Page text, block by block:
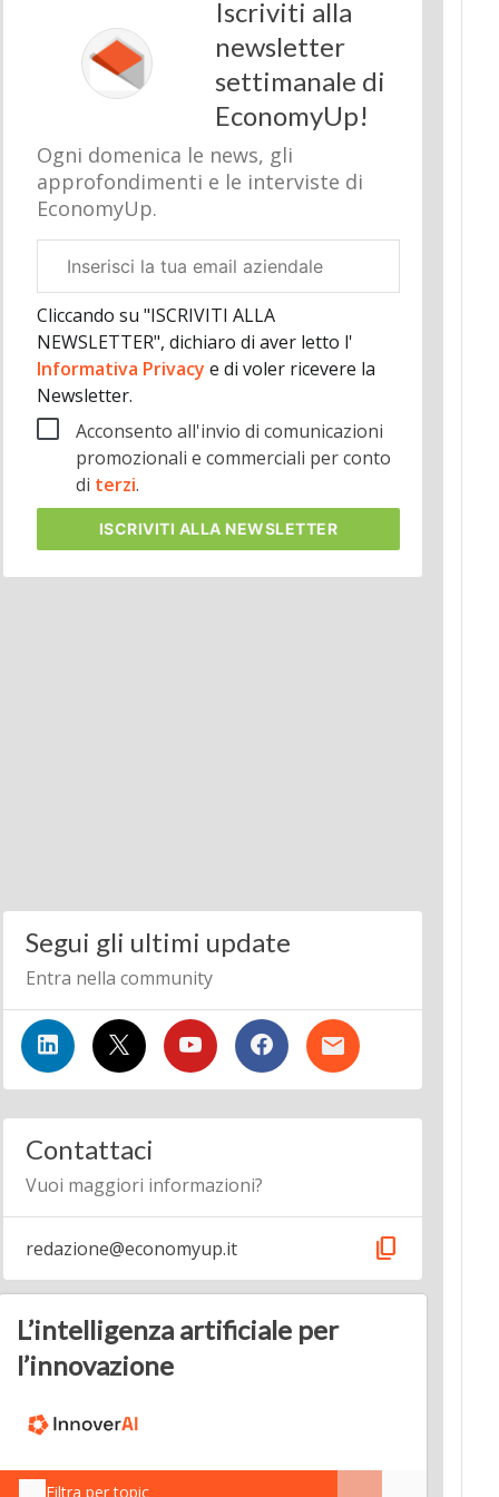
Iscriviti alla
newsletter
settimanale di
EconomyUp!
Ogni domenica le news, gli
approfondimenti e le interviste di
EconomyUp.
aziendale
Cliccando su "ISCRIVITI ALLA
NEWSLETTER", dichiaro di aver letto l'
Informativa Privacy e di voler ricevere la
Newsletter.
Acconsento all'invio di comunicazioni
promozionali e commerciali per conto
di terzi.
ISCRIVITI ALLA NEWSLETTER
Segui gli ultimi update
Entra nella community
Contattaci
Vuoi maggiori informazioni?
redazione@economyup.it content_copy
L’intelligenza artificiale per
l’innovazione
Filtra per topic